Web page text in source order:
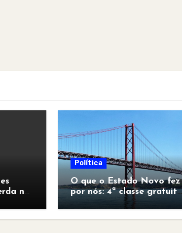
no
Política
O que o Estado Novo fez
por nós: 4ª classe gratuita
para todos